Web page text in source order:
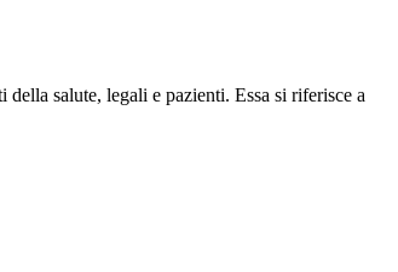
salute, legali e pazienti. Essa si riferisce a